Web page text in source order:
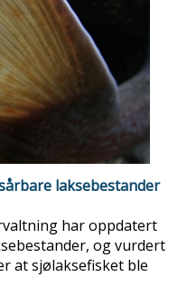
laksebestander
har oppdatert
og vurdert
at sjølaksefisket ble